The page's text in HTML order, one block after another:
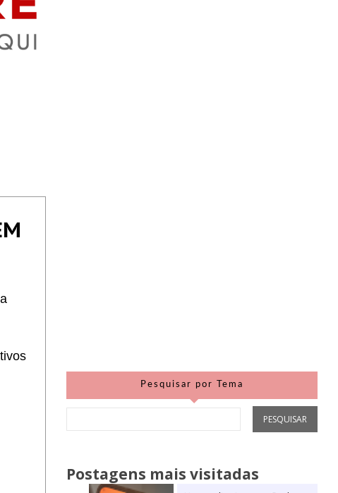
Pesquisar por Tema
Postagens mais visitadas